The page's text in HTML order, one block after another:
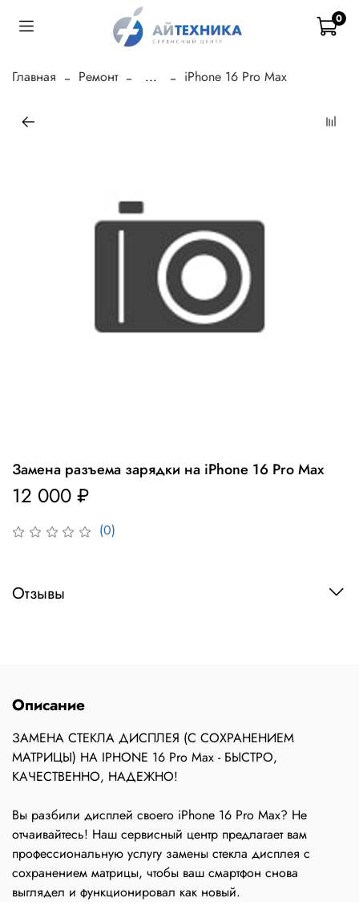
0
Главная Ремонт ... iPhone 16 Pro Max
(0)
Замена разъема зарядки на iPhone 16 Pro Max
12 000 ₽
Отзывы
Описание
ЗАМЕНА СТЕКЛА ДИСПЛЕЯ (С СОХРАНЕНИЕМ
МАТРИЦЫ) НА IPHONE 16 Pro Max - БЫСТРО,
КАЧЕСТВЕННО, НАДЕЖНО!
Вы разбили дисплей своего iPhone 16 Pro Max? Не
отчаивайтесь! Наш сервисный центр предлагает вам
профессиональную услугу замены стекла дисплея с
сохранением матрицы, чтобы ваш смартфон снова
выглядел и функционировал как новый.